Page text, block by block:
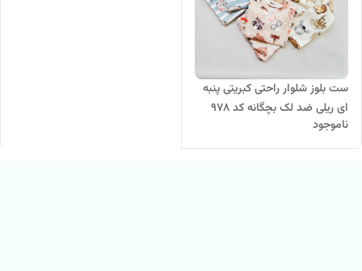
ست بلوز شلوار راحتی کبریتی پنبه
ای ریلی ضد لک بچگانه کد ۹۷۸
ناموجود